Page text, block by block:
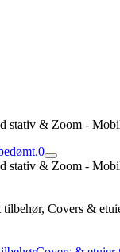
stativ & Zoom -
0
stativ & Zoom -
Covers &